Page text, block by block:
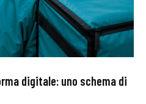
digitale: uno schema di